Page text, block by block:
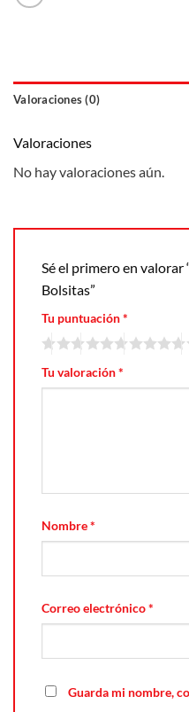
Valoraciones (0)
Valoraciones
No hay valoraciones aún.
Sé el primero en valorar
Bolsitas”
Tu puntuación*
Tu valoración*
Nombre*
Correo electrónico*
Guarda mi nombre,